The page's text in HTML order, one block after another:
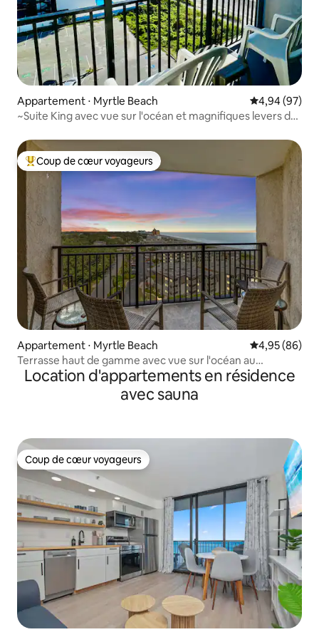
Appartement ⋅ Myrtle Beach Évaluation
4,94 (97)
~Suite King avec vue sur l'océan et magnifiques levers de
Coups de cœur voyageurs les plus appréciés
Coup de cœur voyageurs
Appartement ⋅ Myrtle Beach Évaluation
4,95 (86)
Terrasse haut de gamme avec vue sur l'océan au
11e étage
Location d'appartements en résidence
avec sauna
Coup de cœur voyageurs
Coup de cœur voyageurs